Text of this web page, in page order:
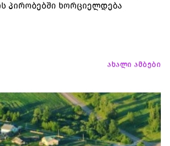
პირობებში ხორციელდება
ახალი ამბები